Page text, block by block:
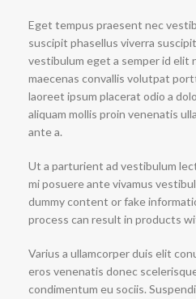
Eget tempus praesent nec
suscipit phasellus viverra
vestibulum eget a semper id elit
maecenas convallis volutpat
laoreet ipsum placerat odio a
aliquam mollis proin venenatis
ante a.
Ut a parturient ad vestibulum
mi posuere ante vivamus
dummy content or fake
process can result in products
Varius a ullamcorper duis elit
eros venenatis donec
condimentum eu sociis.